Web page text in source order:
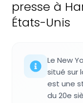
presse à
États-Unis
Le New
situé sur
est une
du 20e